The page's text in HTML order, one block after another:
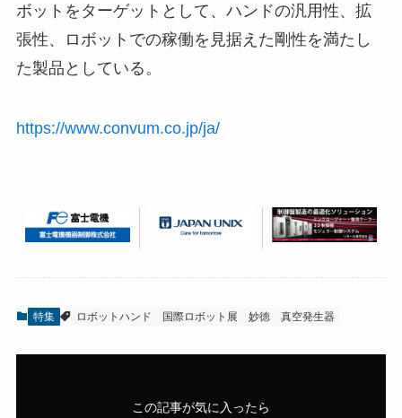
ボットをターゲットとして、ハンドの汎用性、拡
張性、ロボットでの稼働を見据えた剛性を満たし
た製品としている。
https://www.convum.co.jp/ja/
特集 ロボットハンド 国際ロボット展 妙徳 真空発生器
この記事が気に入ったら